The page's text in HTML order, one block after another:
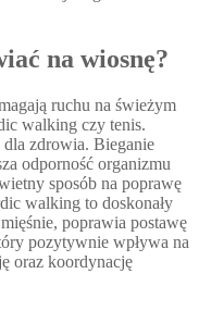
na wiosnę?
ruchu na świeżym
walking czy tenis.
zdrowia. Bieganie
odporność organizmu
sposób na poprawę
walking to doskonały
poprawia postawę
pozytywnie wpływa na
oraz koordynację